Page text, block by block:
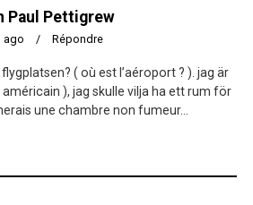
Paul Pettigrew
ago / Répondre
( où est l’aéroport ? ). jag är
), jag skulle vilja ha ett rum för
une chambre non fumeur…